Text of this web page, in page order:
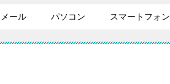
メール パソコン スマートフォン